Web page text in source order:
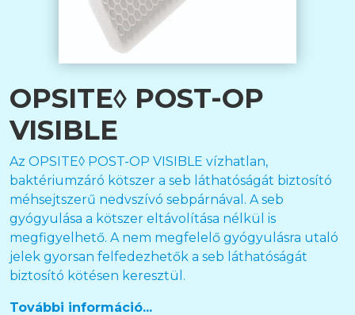
OPSITE◊ POST-OP
VISIBLE
Az OPSITE◊ POST-OP VISIBLE vízhatlan,
baktériumzáró kötszer a seb láthatóságát biztosító
méhsejtszerű nedvszívó sebpárnával. A seb
gyógyulása a kötszer eltávolítása nélkül is
megfigyelhető. A nem megfelelő gyógyulásra utaló
jelek gyorsan felfedezhetők a seb láthatóságát
biztosító kötésen keresztül.
További információ...